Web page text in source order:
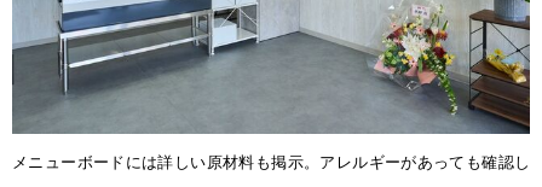
メニューボードには詳しい原材料も掲示。アレルギーがあっても確認し